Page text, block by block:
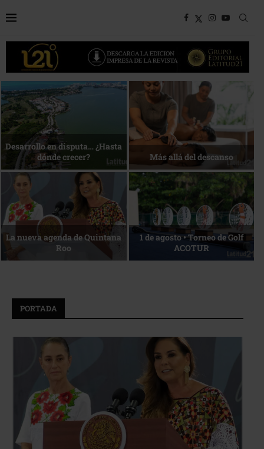
Bottega, un viaje servido a la
mesa
Energía que Impulsa la
competitividad
Reconocimiento de viajeros La esencia del servicio
PORTADA